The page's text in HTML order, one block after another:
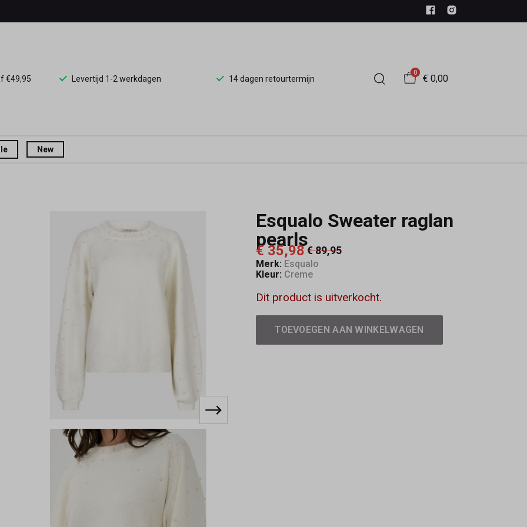
€49,95 Levertijd 1-2 werkdagen 14 dagen retourtermijn
0
€ 0,00
New
Esqualo Sweater raglan
pearls
€ 35,98€ 89,95
Merk: Esqualo
Kleur: Creme
Dit product is uitverkocht.
TOEVOEGEN AAN WINKELWAGEN